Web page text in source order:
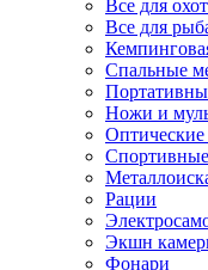
Все для
Все для
Спальные
Ножи и
Рации
Экшн
Фонари